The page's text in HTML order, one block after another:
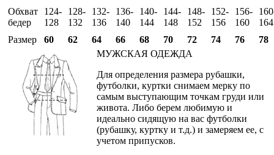
Обхват
бедер
124-
128
128-
132
132-
136
136-
140
140-
144
144-
148
148-
152
152-
156
156-
160
164
Размер
60 62 64 66 68 70 72 74 76
78
МУЖСКАЯ ОДЕЖДА
Для определения размера рубашки,
футболки, куртки снимаем мерку по
самым выступающим точкам груди или
живота. Либо берем любимую и
идеально сидящую на вас футболки
(рубашку, куртку и т.д.) и замеряем ее, с
учетом припусков.